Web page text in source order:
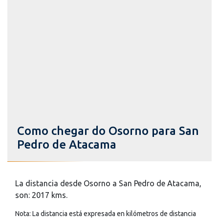
Como chegar do Osorno para San
Pedro de Atacama
La distancia desde Osorno a San Pedro de Atacama,
son: 2017 kms.
Nota: La distancia está expresada en kilómetros de distancia